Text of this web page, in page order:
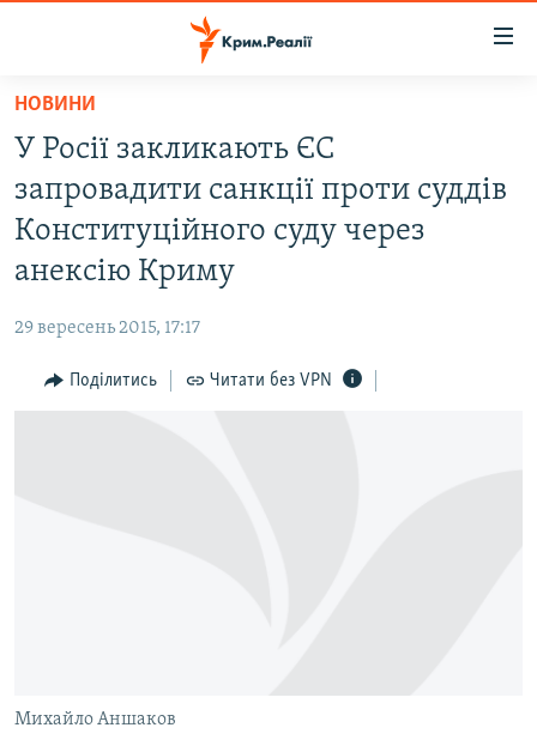
Перейти
основного
матеріалу
Перейти
до
основної
Перейти
пошуку
ВІДЕО ТА ФОТО
ПОЛІТИКА
ПОГЛЯД
ІНТЕРВ'Ю
НОВИНИ
У Росії закликають ЄС
запровадити санкції проти суддів
Конституційного суду через
анексію Криму
29 вересень 2015, 17:17
Поділитись Читати без VPN
Михайло Аншаков